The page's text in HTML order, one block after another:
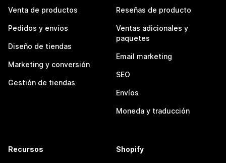
Venta de productos
Pedidos y envíos
Diseño de tiendas
Marketing y conversión
Gestión de tiendas
Reseñas de producto
Ventas adicionales y
paquetes
Email marketing
SEO
Envíos
Moneda y traducción
Recursos Shopify